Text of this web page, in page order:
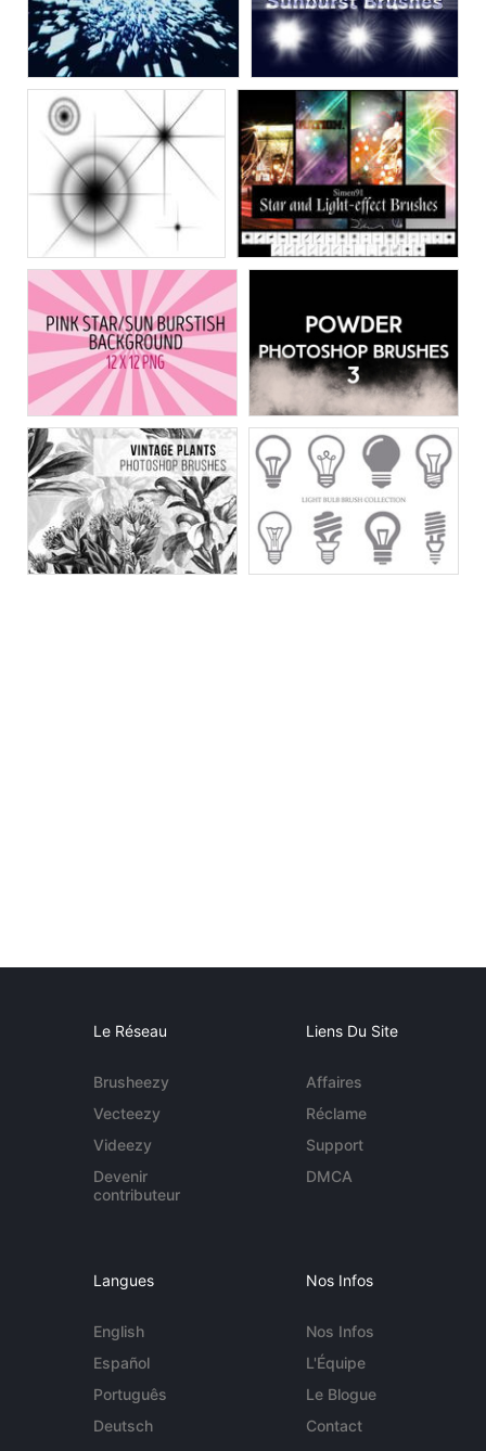
Le Réseau
Brusheezy
Vecteezy
Videezy
Devenir
contributeur
Liens Du Site
Affaires
Réclame
Support
DMCA
Langues
English
Español
Português
Deutsch
Nos Infos
Nos Infos
L'Équipe
Le Blogue
Contact